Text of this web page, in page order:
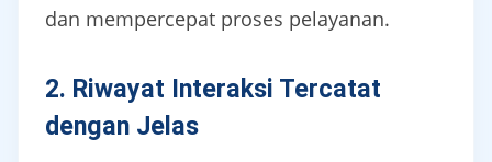
dan mempercepat proses pelayanan.
2. Riwayat Interaksi Tercatat
dengan Jelas